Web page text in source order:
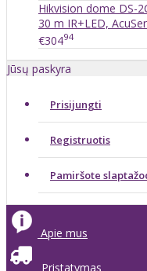
Hikvision dome DS-
30 m IR+LED,
€30494
Jūsų paskyra
Prisijungti
Registruotis
Pamiršote
Apie mus
Pristatymas